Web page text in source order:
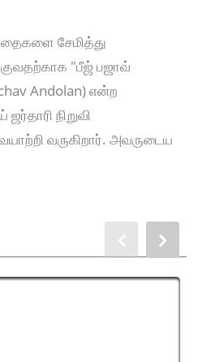
சேமித்து
"பீஜ் பஜாவ்
Andolan) என்ற
நிறுவி
வருகிறார். அவருடைய
திரு. விஜய் ஜர்தாரி
சேவை செய்து வருகிறார்